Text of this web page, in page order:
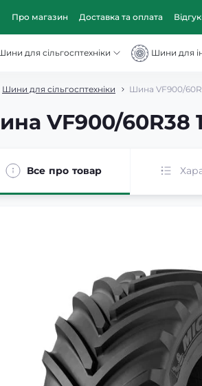
Про магазин Доставка та оплата
для сільгосптехніки Шини для
Шини для сільгосптехніки Шина VF900/
VF900/60R38
Все про товар